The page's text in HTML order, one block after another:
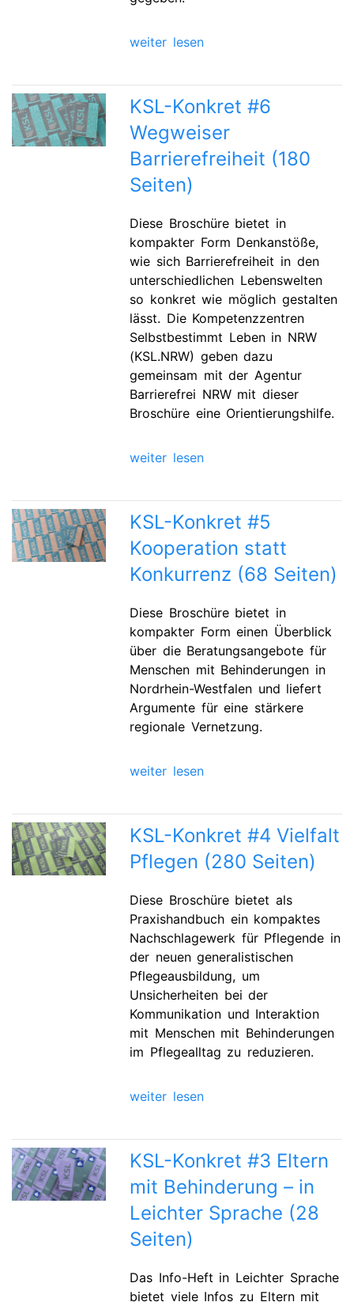
weiter lesen
KSL-Konkret #6
Wegweiser
Barrierefreiheit (180
Seiten)
Diese Broschüre bietet in
kompakter Form Denkanstöße,
wie sich Barrierefreiheit in den
unterschiedlichen Lebenswelten
so konkret wie möglich gestalten
lässt. Die Kompetenzzentren
Selbstbestimmt Leben in NRW
(KSL.NRW) geben dazu
gemeinsam mit der Agentur
Barrierefrei NRW mit dieser
Broschüre eine Orientierungshilfe.
weiter lesen
KSL-Konkret #5
Kooperation statt
Konkurrenz (68 Seiten)
Diese Broschüre bietet in
kompakter Form einen Überblick
über die Beratungsangebote für
Menschen mit Behinderungen in
Nordrhein-Westfalen und liefert
Argumente für eine stärkere
regionale Vernetzung.
weiter lesen
KSL-Konkret #4 Vielfalt
Pflegen (280 Seiten)
Diese Broschüre bietet als
Praxishandbuch ein kompaktes
Nachschlagewerk für Pflegende in
der neuen generalistischen
Pflegeausbildung, um
Unsicherheiten bei der
Kommunikation und Interaktion
mit Menschen mit Behinderungen
im Pflegealltag zu reduzieren.
weiter lesen
KSL-Konkret #3 Eltern
mit Behinderung – in
Leichter Sprache (28
Seiten)
Das Info-Heft in Leichter Sprache
bietet viele Infos zu Eltern mit